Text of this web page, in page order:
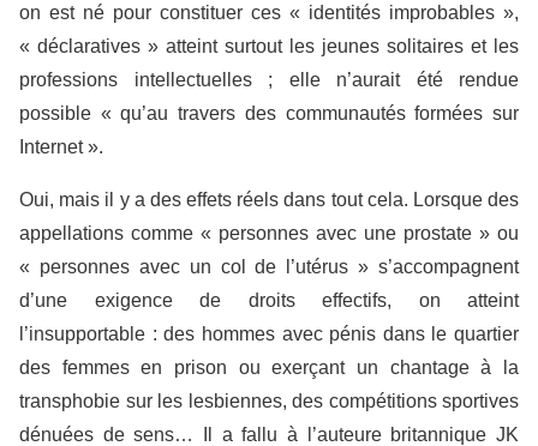
on est né pour constituer ces « identités improbables »,
« déclaratives » atteint surtout les jeunes solitaires et les
professions intellectuelles ; elle n’aurait été rendue
possible « qu’au travers des communautés formées sur
Internet ».
Oui, mais il y a des effets réels dans tout cela. Lorsque des
appellations comme « personnes avec une prostate » ou
« personnes avec un col de l’utérus » s’accompagnent
d’une exigence de droits effectifs, on atteint
l’insupportable : des hommes avec pénis dans le quartier
des femmes en prison ou exerçant un chantage à la
transphobie sur les lesbiennes, des compétitions sportives
dénuées de sens… Il a fallu à l’auteure britannique JK